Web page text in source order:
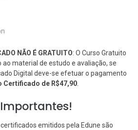
NÃO É GRATUITO: O Curso Gratuito
ao material de estudo e avaliação, se
Digital deve-se efetuar o pagamento
Certificado de R$47,90
certificados emitidos pela Edune são